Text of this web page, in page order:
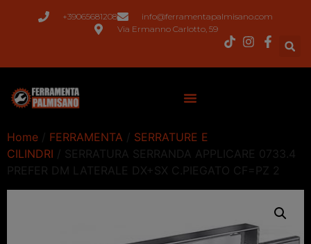
+39065681208
info@ferramentapalmisano.com
Via Ermanno Carlotto, 59
Home / FERRAMENTA / SERRATURE E
CILINDRI / SERRATURA SERRANDA APPLICARE 0733.4
PREFER DM LATERALE DX+SX C.PIEGATO CF=PZ 2